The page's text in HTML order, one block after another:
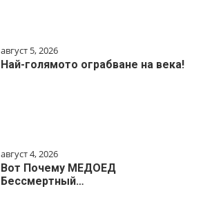
август 5, 2026
Най-голямото ограбване на века!
август 4, 2026
Вот Почему МЕДОЕД
Бессмертный…